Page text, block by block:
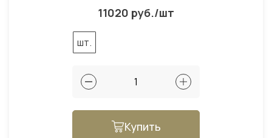
11020 руб./шт
шт.
Купить